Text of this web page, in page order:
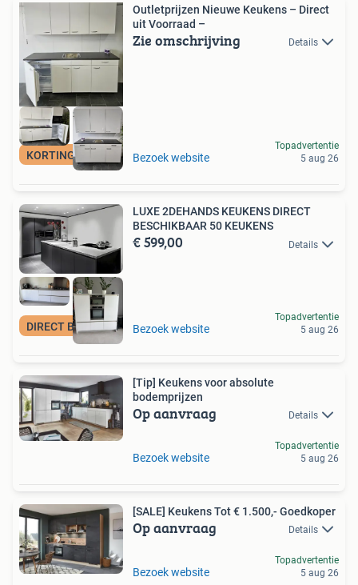
KORTING-VOORRAAD
Outletprijzen Nieuwe Keukens – Direct
uit Voorraad –
Zie omschrijving Details
Bezoek website
Topadvertentie
5 aug 26
DIRECT BESCHIKBAAR
LUXE 2DEHANDS KEUKENS DIRECT
BESCHIKBAAR 50 KEUKENS
€ 599,00 Details
Bezoek website
Topadvertentie
5 aug 26
[Tip] Keukens voor absolute
bodemprijzen
Op aanvraag Details
Bezoek website
Topadvertentie
5 aug 26
[SALE] Keukens Tot € 1.500,- Goedkoper
Op aanvraag Details
Bezoek website
Topadvertentie
5 aug 26